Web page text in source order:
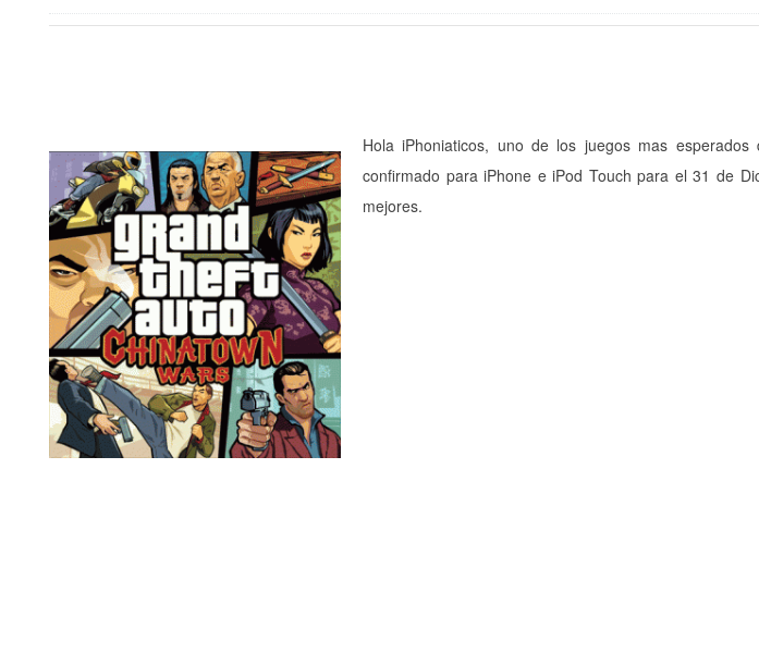
Hola iPhoniaticos, uno de los juegos mas
confirmado para iPhone e iPod Touch para el 31 de
mejores.